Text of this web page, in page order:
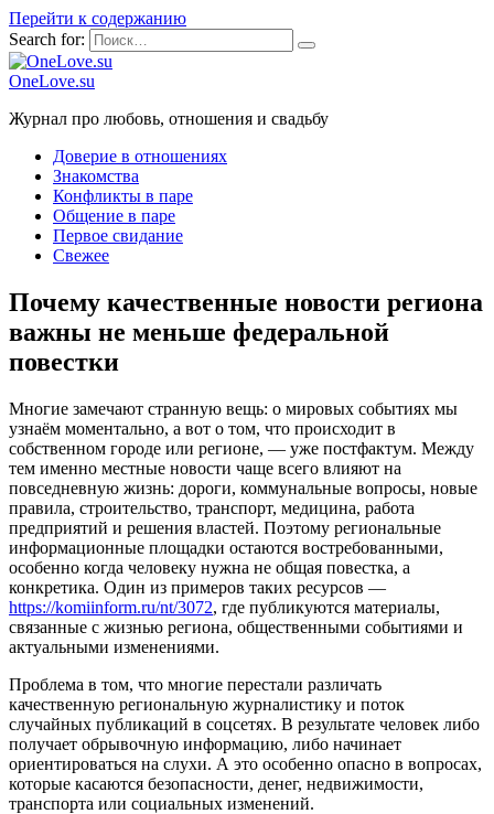
Перейти к содержанию
Search for:
OneLove.su
Журнал про любовь, отношения и свадьбу
Доверие в отношениях
Знакомства
Конфликты в паре
Общение в паре
Первое свидание
Свежее
Почему качественные новости региона
важны не меньше федеральной
повестки
Многие замечают странную вещь: о мировых событиях мы
узнаём моментально, а вот о том, что происходит в
собственном городе или регионе, — уже постфактум. Между
тем именно местные новости чаще всего влияют на
повседневную жизнь: дороги, коммунальные вопросы, новые
правила, строительство, транспорт, медицина, работа
предприятий и решения властей. Поэтому региональные
информационные площадки остаются востребованными,
особенно когда человеку нужна не общая повестка, а
конкретика. Один из примеров таких ресурсов —
https://komiinform.ru/nt/3072, где публикуются материалы,
связанные с жизнью региона, общественными событиями и
актуальными изменениями.
Проблема в том, что многие перестали различать
качественную региональную журналистику и поток
случайных публикаций в соцсетях. В результате человек либо
получает обрывочную информацию, либо начинает
ориентироваться на слухи. А это особенно опасно в вопросах,
которые касаются безопасности, денег, недвижимости,
транспорта или социальных изменений.